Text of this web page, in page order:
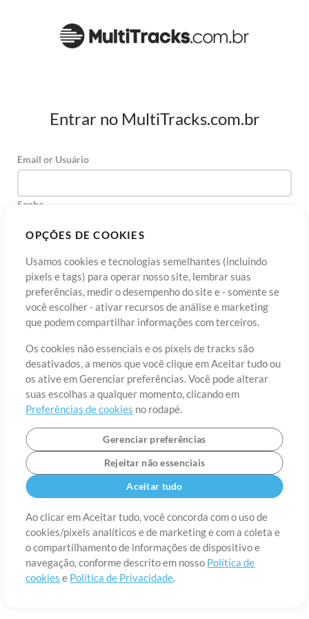
OPÇÕES DE COOKIES
Usamos cookies e tecnologias semelhantes (incluindo
pixels e tags) para operar nosso site, lembrar suas
preferências, medir o desempenho do site e - somente se
você escolher - ativar recursos de análise e marketing
que podem compartilhar informações com terceiros.
Os cookies não essenciais e os pixels de tracks são
desativados, a menos que você clique em Aceitar tudo ou
os ative em Gerenciar preferências. Você pode alterar
suas escolhas a qualquer momento, clicando em
Preferências de cookies no rodapé.
Gerenciar preferências
Rejeitar não essenciais
Aceitar tudo
Ao clicar em Aceitar tudo, você concorda com o uso de
cookies/pixels analíticos e de marketing e com a coleta e
o compartilhamento de informações de dispositivo e
navegação, conforme descrito em nosso Política de
cookies e Política de Privacidade.
Entrar no MultiTracks.com.br
Email or Usuário
Senha
Cadastre-seEsqueceu sua senha?
Termos de Uso Política de Privacidade
Preferências de
Contato
©2006-2026 por MultiTracks LLC. Todos os Direitos Reservados.